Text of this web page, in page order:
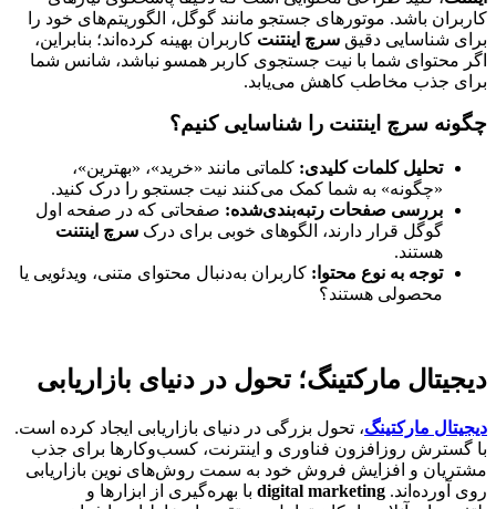
کاربران باشد. موتورهای جستجو مانند گوگل، الگوریتم‌های خود را
برای شناسایی دقیق سرچ اینتنت کاربران بهینه کرده‌اند؛ بنابراین،
اگر محتوای شما با نیت جستجوی کاربر همسو نباشد، شانس شما
برای جذب مخاطب کاهش می‌یابد.
چگونه سرچ اینتنت را شناسایی کنیم؟
تحلیل کلمات کلیدی: کلماتی مانند «خرید»، «بهترین»،
«چگونه» به شما کمک می‌کنند نیت جستجو را درک کنید.
بررسی صفحات رتبه‌بندی‌شده: صفحاتی که در صفحه اول
گوگل قرار دارند، الگوهای خوبی برای درک سرچ اینتنت
هستند.
توجه به نوع محتوا : کاربران به‌دنبال محتوای متنی، ویدئویی یا
محصولی هستند؟
دیجیتال مارکتینگ؛ تحول در دنیای بازاریابی
دیجیتال مارکتینگ، تحول بزرگی در دنیای بازاریابی ایجاد کرده است.
با گسترش روزافزون فناوری و اینترنت، کسب‌وکارها برای جذب
مشتریان و افزایش فروش خود به سمت روش‌های نوین بازاریابی
روی آورده‌اند. digital marketing با بهره‌گیری از ابزارها و